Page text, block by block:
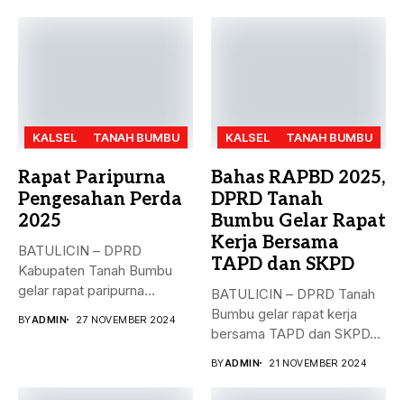
KALSEL TANAH BUMBU
Rapat Paripurna
Pengesahan Perda
2025
BATULICIN – DPRD
Kabupaten Tanah Bumbu
gelar rapat paripurna
BYADMIN 27 NOVEMBER 2024
KALSEL TANAH BUMBU
Bahas RAPBD 2025,
DPRD Tanah
Bumbu Gelar Rapat
Kerja Bersama
TAPD dan SKPD
BATULICIN – DPRD Tanah
Bumbu gelar rapat kerja
bersama TAPD dan SKPD...
BYADMIN 21 NOVEMBER 2024